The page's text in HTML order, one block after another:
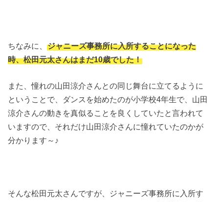
ちなみに、ジャニーズ事務所に入所することになった
時、松田元太さんはまだ10歳でした！
また、憧れの山田涼介さんとの同じ舞台に立てるように
ということで、ダンスを始めたのが小学校4年生で、山田
涼介さんの動きを真似ることを良くしていたと言われて
いますので、それだけ山田涼介さんに憧れていたのかが
分かります～♪
そんな松田元太さんですが、ジャニーズ事務所に入所す